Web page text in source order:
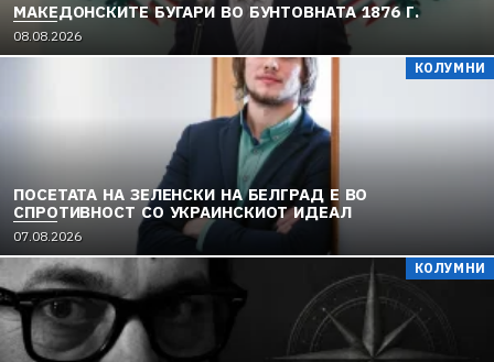
МАКЕДОНСКИТЕ БУГАРИ ВО БУНТОВНАТА 1876 Г.
08.08.2026
КОЛУМНИ
ПОСЕТАТА НА ЗЕЛЕНСКИ НА БЕЛГРАД Е ВО
СПРОТИВНОСТ СО УКРАИНСКИОТ ИДЕАЛ
07.08.2026
КОЛУМНИ